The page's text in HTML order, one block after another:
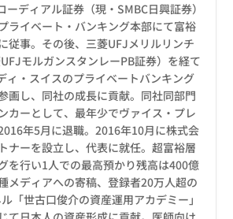
ディアル証券（現・SMBC日興証券）
ライベート・バンキング本部にて富裕
従事。その後、三菱UFJメリルリンチ
モルガンスタンレーPB証券）を経て
ィ・スイスのプライベートバンキング
画し、同社の成長に貢献。同社同部門
カーとして、最年少でヴァイス・プレ
年5月に退職。2016年10月に株式会
ナーを設立し、代表に就任。超富裕層
を行い1人での最高預かり残高は400億
メディアへの寄稿、登録者20万人超の
「世古口俊介の資産運用アカデミー」